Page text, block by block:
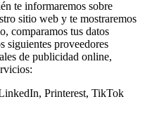
te informaremos sobre
sitio web y te mostraremos
comparamos tus datos
siguientes proveedores
de publicidad online,
Printerest, TikTok